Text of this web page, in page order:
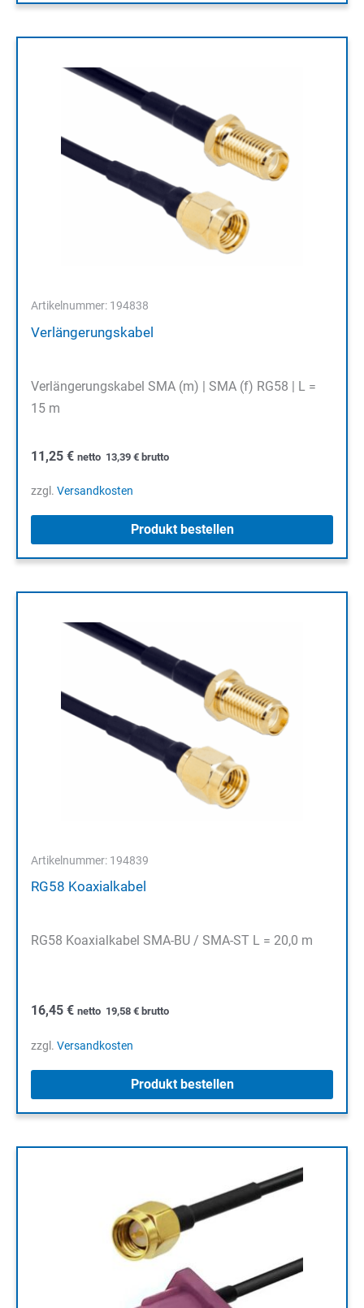
Artikelnummer: 194838
Verlängerungskabel
Verlängerungskabel SMA (m) | SMA (f) RG58 | L =
15 m
11,25 € netto 13,39 € brutto
zzgl. Versandkosten
Produkt bestellen
Artikelnummer: 194839
RG58 Koaxialkabel
RG58 Koaxialkabel SMA-BU / SMA-ST L = 20,0 m
16,45 € netto 19,58 € brutto
zzgl. Versandkosten
Produkt bestellen